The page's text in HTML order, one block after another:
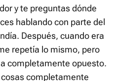
y te preguntas dónde
hablando con parte del
Después, cuando era
repetía lo mismo, pero
completamente opuesto.
completamente